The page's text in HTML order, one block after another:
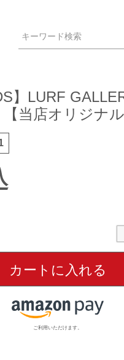
】LURF
当店オリジナル
カートに入れる
ご利用いただけます。